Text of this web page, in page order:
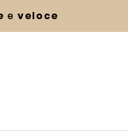
e veloce